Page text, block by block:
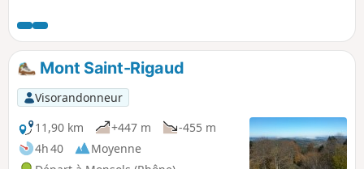
avec des passages plus dégagés et des
vues sur les paysages environnants du
Beaujolais Vert. Il s'agit d'une variante,
allongée, de l'itinéraire "Boucle dans la
forêt de Foupeysson, au pied du Mont
Pinay". Remarque : une partie du
parcours, du hameau des Rousselles au
Mont Pinay et aux Petites Fayes, se fait
sur bitume, mais il s'agit de petites
Mont Saint-Rigaud
Visorandonneur
11,90 km
+447 m
-455 m
4h 40
Moyenne